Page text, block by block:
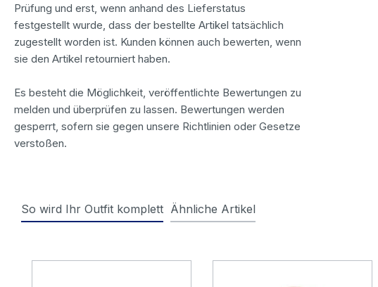
Prüfung und erst, wenn anhand des Lieferstatus
festgestellt wurde, dass der bestellte Artikel tatsächlich
zugestellt worden ist. Kunden können auch bewerten, wenn
sie den Artikel retourniert haben.
Es besteht die Möglichkeit, veröffentlichte Bewertungen zu
melden und überprüfen zu lassen. Bewertungen werden
gesperrt, sofern sie gegen unsere Richtlinien oder Gesetze
verstoßen.
So wird Ihr Outfit komplett Ähnliche Artikel